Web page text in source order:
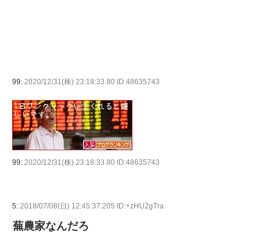
99: 2020/12/31(株) 23:18:33.80 ID:48635743
99: 2020/12/31(株) 23:18:33.80 ID:48635743
5: 2018/07/08(日) 12:45:37.205 ID:+zHU2gTra
蕪農家なんだろ